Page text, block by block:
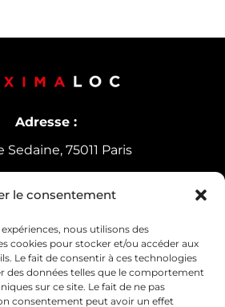
le consentement
nous utilisons des
cookies pour stocker et/ou accéder aux
Le fait de consentir à ces technologies
des données telles que le comportement
sur ce site. Le fait de ne pas
consentement peut avoir un effet
Adresse :
Sedaine, 75011 Paris
: 9h30-12h30 /
14h-18h
: 10h30-13h30